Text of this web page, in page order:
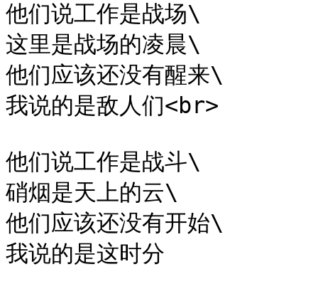
他们说工作是战场\
这里是战场的凌晨\
他们应该还没有醒来\
我说的是敌人们<br>
他们说工作是战斗\
硝烟是天上的云\
他们应该还没有开始\
我说的是这时分